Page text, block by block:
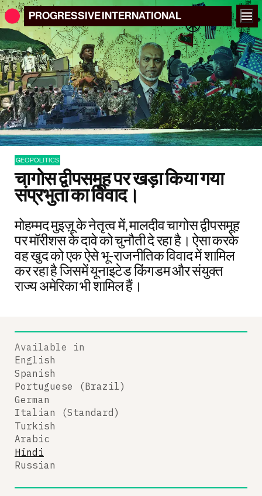
PROGRESSIVEINTERNATIONAL
GEOPOLITICS
चागोस द्वीपसमूह पर खड़ा किया गया
संप्रभुता का विवाद।
मोहम्मद मुइज़ू के नेतृत्व में, मालदीव चागोस द्वीपसमूह
पर मॉरीशस के दावे को चुनौती दे रहा है। ऐसा करके
वह खुद को एक ऐसे भू-राजनीतिक विवाद में शामिल
कर रहा है जिसमें यूनाइटेड किंगडम और संयुक्त
राज्य अमेरिका भी शामिल हैं।
Available in
English
Spanish
Portuguese (Brazil)
German
Italian (Standard)
Turkish
Arabic
Hindi
Russian